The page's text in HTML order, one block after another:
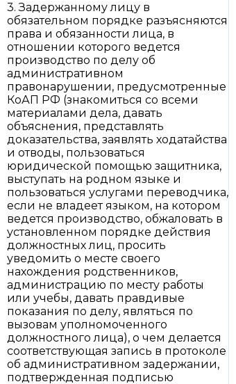
3. Задержанному лицу в
обязательном порядке разъясняются
права и обязанности лица, в
отношении которого ведется
производство по делу об
административном
правонарушении, предусмотренные
КоАП РФ (знакомиться со всеми
материалами дела, давать
объяснения, представлять
доказательства, заявлять ходатайства
и отводы, пользоваться
юридической помощью защитника,
выступать на родном языке и
пользоваться услугами переводчика,
если не владеет языком, на котором
ведется производство, обжаловать в
установленном порядке действия
должностных лиц, просить
уведомить о месте своего
нахождения родственников,
администрацию по месту работы
или учебы, давать правдивые
показания по делу, являться по
вызовам уполномоченного
должностного лица), о чем делается
соответствующая запись в протоколе
об административном задержании,
подтвержденная подписью